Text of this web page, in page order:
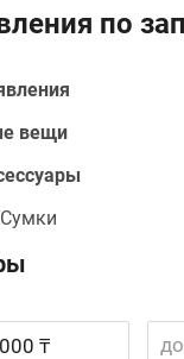
по
вещи
Сумки
до